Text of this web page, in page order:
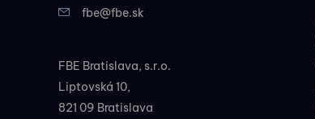
fbe@fbe.sk
FBE Bratislava, s.r.o.
Liptovská 10,
821 09 Bratislava